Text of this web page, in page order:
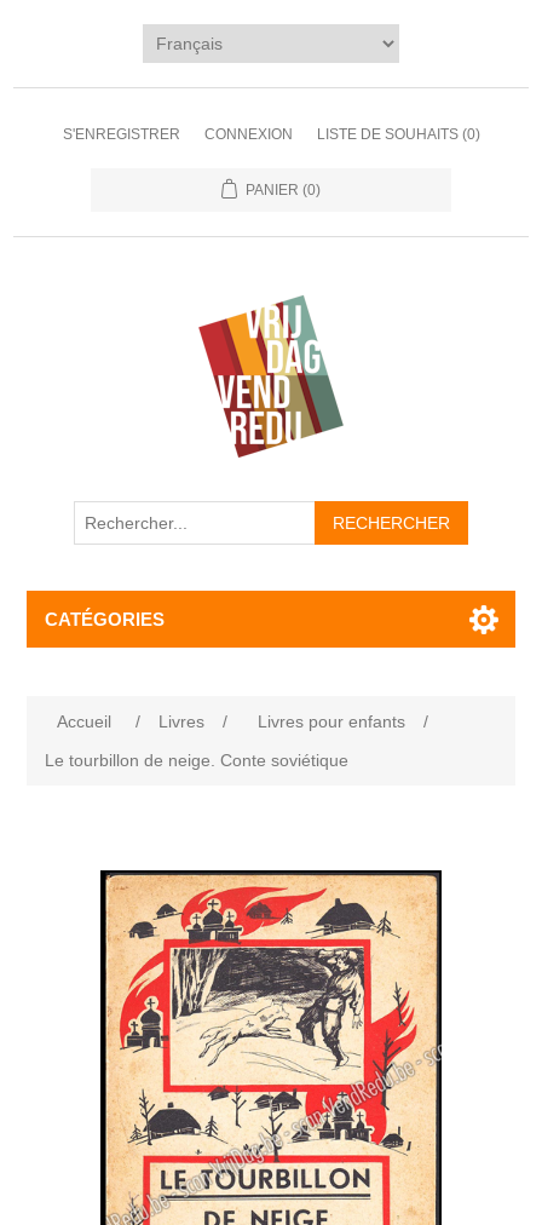
S'ENREGISTRER CONNEXION LISTE DE SOUHAITS (0)
PANIER (0)
CATÉGORIES
Accueil / Livres / Livres pour enfants
/
Le tourbillon de neige. Conte soviétique